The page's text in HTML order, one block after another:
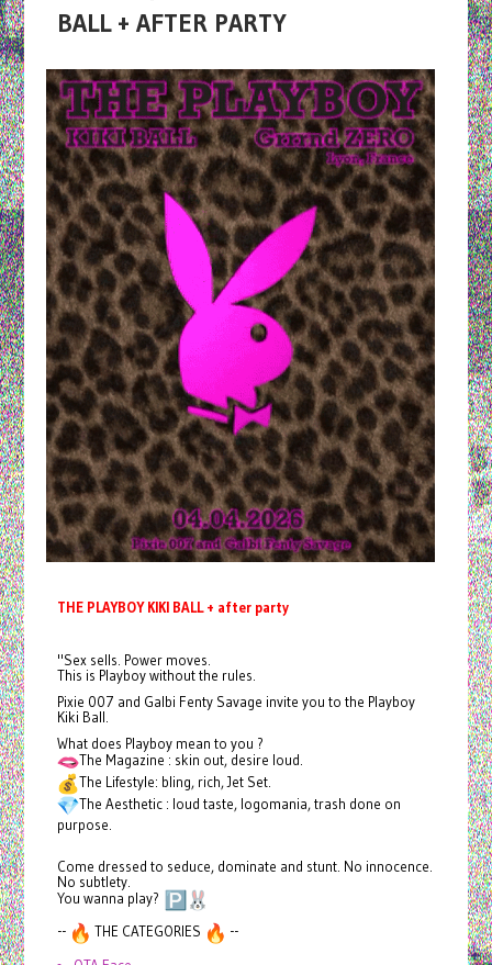
BALL + AFTER PARTY
THE PLAYBOY KIKI BALL + after party
"Sex sells. Power moves.
This is Playboy without the rules.
Pixie 007 and Galbi Fenty Savage invite you to the Playboy
Kiki Ball.
What does Playboy mean to you ?
The Magazine : skin out, desire loud.
The Lifestyle: bling, rich, Jet Set.
The Aesthetic : loud taste, logomania, trash done on
purpose.
Come dressed to seduce, dominate and stunt. No innocence.
No subtlety.
You wanna play?
--
THE CATEGORIES --